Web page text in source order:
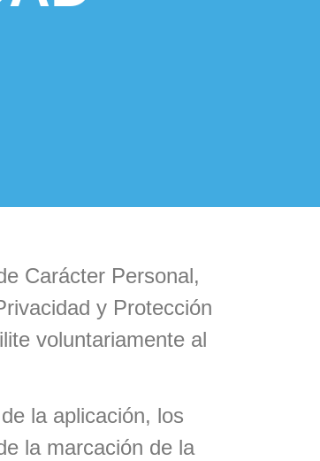
Carácter Personal,
y Protección
voluntariamente al
la aplicación, los
la marcación de la